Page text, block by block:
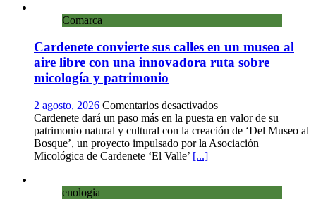
Comarca
Cardenete convierte sus calles en un museo al
aire libre con una innovadora ruta sobre
micología y patrimonio
2 agosto, 2026 Comentarios desactivadosen
Cardenete
convierte
sus
Cardenete dará un paso más en la puesta en valor de su
patrimonio natural y cultural con la creación de ‘Del Museo al
Bosque’, un proyecto impulsado por la Asociación
Micológica de Cardenete ‘El Valle’ [...]
enologia